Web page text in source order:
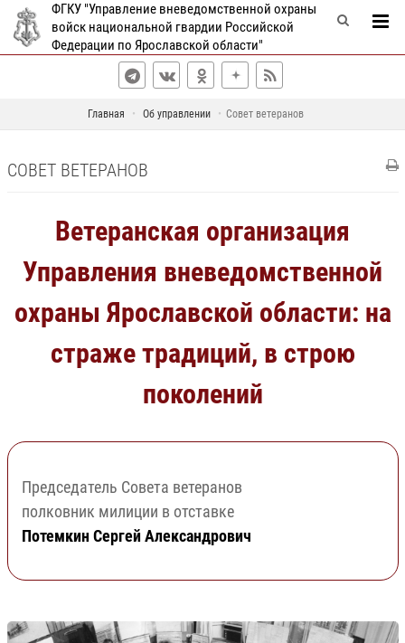
ФГКУ "Управление вневедомственной охраны
войск национальной гвардии Российской
Федерации по Ярославской области"
Главная Об управлении Совет ветеранов
СОВЕТ ВЕТЕРАНОВ
Ветеранская организация
Управления вневедомственной
охраны Ярославской области: на
страже традиций, в строю
поколений
Председатель Совета ветеранов
полковник милиции в отставке
Потемкин Сергей Александрович